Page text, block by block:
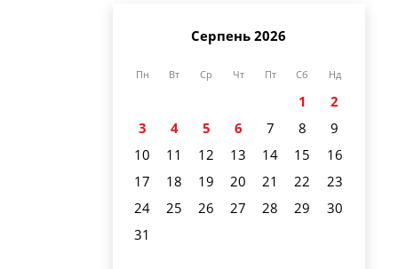
Серпень 2026
Пн Вт Ср Чт Пт Сб Нд
1
2
3
4 5 6 7 8
9
10
11 12 13 14 15
16
17
18 19 20 21 22
23
24
25 26 27 28 29
30
31